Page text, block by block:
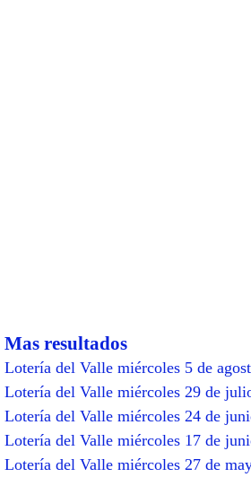
Mas resultados
Lotería del Valle miércoles 5 de
Lotería del Valle miércoles 29 de
Lotería del Valle miércoles 24 de
Lotería del Valle miércoles 17 de
Lotería del Valle miércoles 27 de